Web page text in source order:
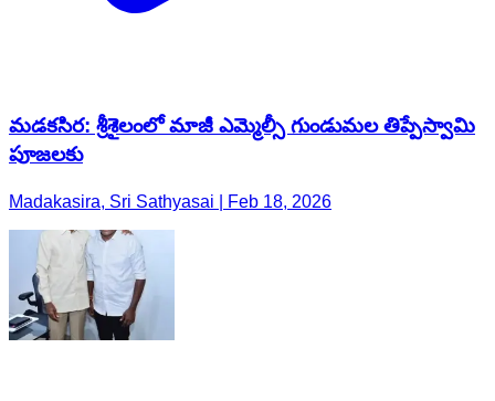
మడకసిర: శ్రీశైలంలో మాజీ ఎమ్మెల్సీ గుండుమల తిప్పేస్వామి
పూజలకు
Madakasira, Sri Sathyasai | Feb 18, 2026